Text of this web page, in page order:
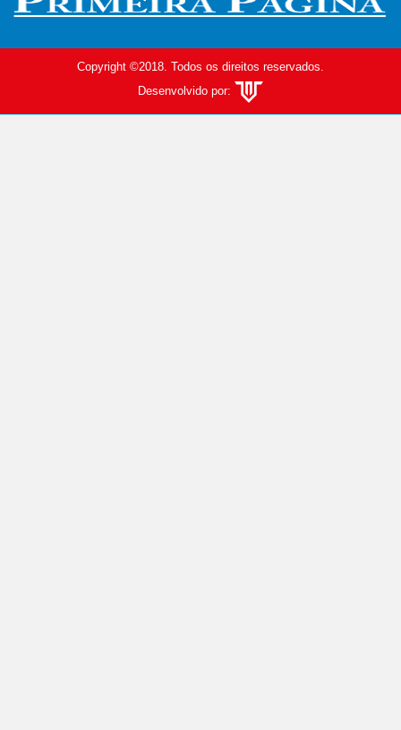
Copyright ©2018. Todos os direitos reservados.
Desenvolvido por: